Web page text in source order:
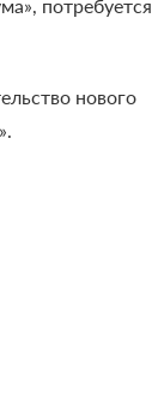
потребуется
нового